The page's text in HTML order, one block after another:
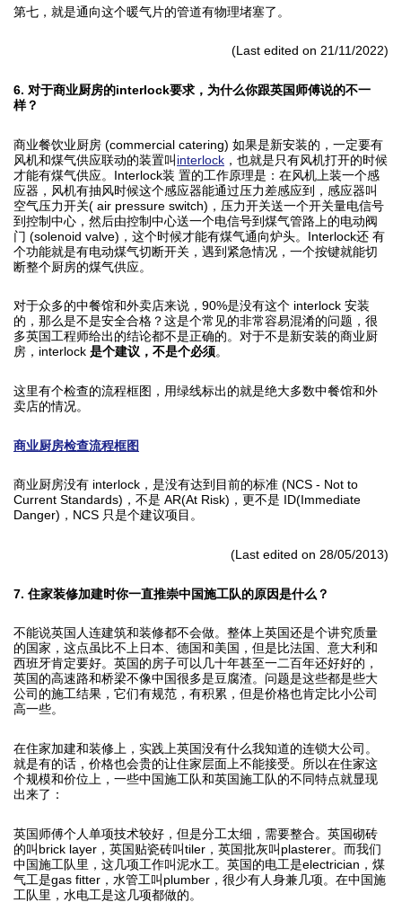
第七，就是通向这个暖气片的管道有物理堵塞了。
(Last edited on 21/11/2022)
6. 对于商业厨房的interlock要求，为什么你跟英国师傅说的不一
样？
商业餐饮业厨房 (commercial catering) 如果是新安装的，一定要有
风机和煤气供应联动的装置叫 interlock ，也就是只有风机打开的时候
才能有煤气供应。Interlock装 置的工作原理是：在风机上装一个感
应器，风机有抽风时候这个感应器能通过压力差感应到，感应器叫
空气压力开关( air pressure switch)，压力开关送一个开关量电信号
到控制中心，然后由控制中心送一个电信号到煤气管路上的电动阀
门 (solenoid valve)，这个时候才能有煤气通向炉头。Interlock还 有
个功能就是有电动煤气切断开关，遇到紧急情况，一个按键就能切
断整个厨房的煤气供应。
对于众多的中餐馆和外卖店来说，90%是没有这个 interlock 安装
的，那么是不是安全合格？这是个常见的非常容易混淆的问题，很
多英国工程师给出的结论都不是正确的。对于不是新安装的商业厨
房，interlock 是个建议，不是个必须。
这里有个检查的流程框图，用绿线标出的就是绝大多数中餐馆和外
卖店的情况。
商业厨房检查流程框图
商业厨房没有 interlock，是没有达到目前的标准 (NCS - Not to
Current Standards)，不是 AR(At Risk)，更不是 ID(Immediate
Danger)，NCS 只是个建议项目。
(Last edited on 28/05/2013)
7. 住家装修加建时你一直推崇中国施工队的原因是什么？
不能说英国人连建筑和装修都不会做。整体上英国还是个讲究质量
的国家，这点虽比不上日本、德国和美国，但是比法国、意大利和
西班牙肯定要好。英国的房子可以几十年甚至一二百年还好好的，
英国的高速路和桥梁不像中国很多是豆腐渣。问题是这些都是些大
公司的施工结果，它们有规范，有积累，但是价格也肯定比小公司
高一些。
在住家加建和装修上，实践上英国没有什么我知道的连锁大公司。
就是有的话，价格也会贵的让住家层面上不能接受。所以在住家这
个规模和价位上，一些中国施工队和英国施工队的不同特点就显现
出来了：
英国师傅个人单项技术较好，但是分工太细，需要整合。英国砌砖
的叫brick layer，英国贴瓷砖叫tiler，英国批灰叫plasterer。而我们
中国施工队里，这几项工作叫泥水工。英国的电工是electrician，煤
气工是gas fitter，水管工叫plumber，很少有人身兼几项。在中国施
工队里，水电工是这几项都做的。